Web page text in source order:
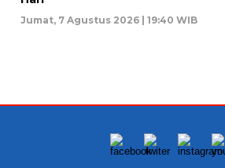
Jumat, 7 Agustus 2026 | 19:40 WIB